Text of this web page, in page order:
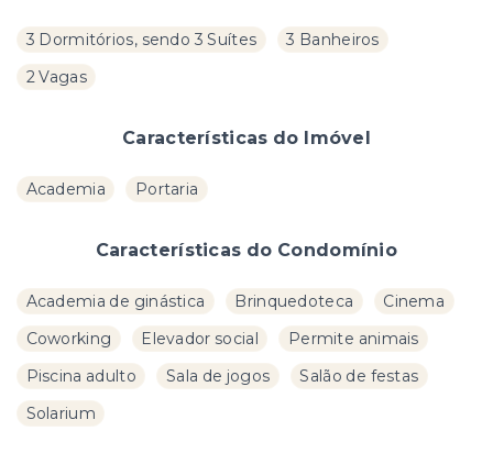
3 Dormitórios, sendo 3 Suítes
3 Banheiros
2 Vagas
Características do Imóvel
Academia Portaria
Características do Condomínio
Academia de ginástica Brinquedoteca
Cinema
Coworking
Elevador social
Permite animais
Piscina adulto
Sala de jogos
Salão de festas
Solarium